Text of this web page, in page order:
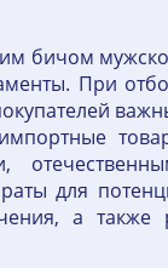
бичом
При
для
а также